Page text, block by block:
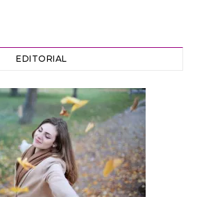
EDITORIAL